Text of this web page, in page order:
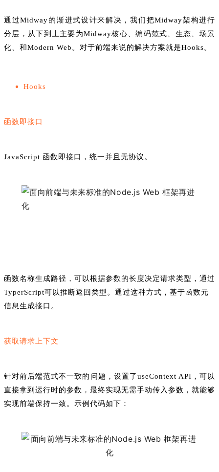
通过Midway的渐进式设计来解决，我们把Midway架构进行
分层，从下到上主要为Midway核心、编码范式、生态、场景
化、和Modern Web。对于前端来说的解决方案就是Hooks。
Hooks
函数即接口
JavaScript 函数即接口，统一并且无协议。
函数名称生成路径，可以根据参数的长度决定请求类型，通过
TyperScript可以推断返回类型。通过这种方式，基于函数元
信息生成接口。
获取请求上下文
针对前后端范式不一致的问题，设置了useContext API，可以
直接拿到运行时的参数，最终实现无需手动传入参数，就能够
实现前端保持一致。示例代码如下：